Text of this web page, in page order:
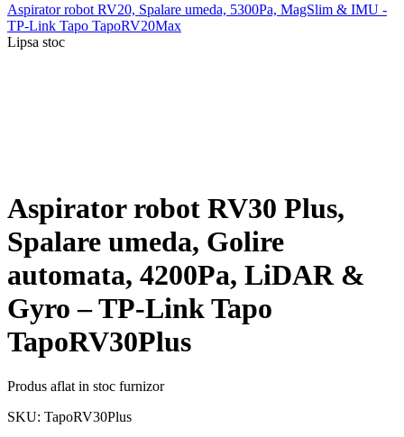
Aspirator robot RV20, Spalare umeda, 5300Pa, MagSlim & IMU -
TP-Link Tapo TapoRV20Max
Lipsa stoc
Aspirator robot RV30 Plus,
Spalare umeda, Golire
automata, 4200Pa, LiDAR &
Gyro – TP-Link Tapo
TapoRV30Plus
Produs aflat in stoc furnizor
SKU: TapoRV30Plus